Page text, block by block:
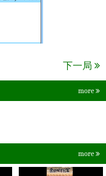
下一局
more
more